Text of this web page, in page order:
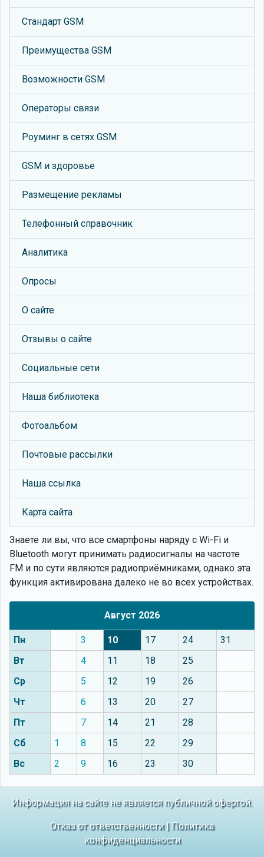
Стандарт GSM
Преимущества GSM
Возможности GSM
Операторы связи
Роуминг в сетях GSM
GSM и здоровье
Размещение рекламы
Телефонный справочник
Аналитика
Опросы
О сайте
Отзывы о сайте
Социальные сети
Наша библиотека
Фотоальбом
Почтовые рассылки
Наша ссылка
Карта сайта
Знаете ли вы, что все смартфоны наряду с Wi-Fi и
Bluetooth могут принимать радиосигналы на частоте
FM и по сути являются радиоприёмниками, однако эта
функция активирована далеко не во всех устройствах.
Август 2026
Пн 3 10 17 24
31
Вт
4 11 18
25
Ср
5 12 19
26
Чт
6 13 20
27
Пт
7 14 21
28
Сб
1 8 15 22
29
Вс
2 9 16 23 30
Информация на сайте не является публичной офертой.
Отказ от ответственности| Политика
конфиденциальности